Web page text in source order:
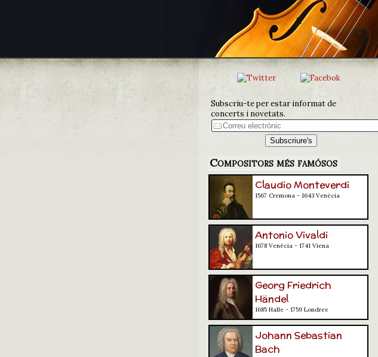
Subscriu-te per estar informat de
concerts i novetats.
Compositors més famósos
Claudio Monteverdi
1567 Cremona - 1643 Venècia
Antonio Vivaldi
1678 Venècia - 1741 Viena
Georg Friedrich
Händel
1685 Halle - 1759 Londres
Johann Sebastian
Bach